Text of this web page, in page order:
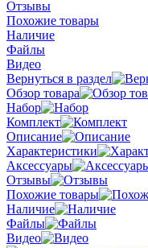
Отзывы
Похожие товары
Наличие
Файлы
Видео
Вернуться в раздел
Обзор товара
Набор
Комплект
Описание
Характеристики
Аксессуары
Отзывы
Похожие товары
Наличие
Файлы
Видео